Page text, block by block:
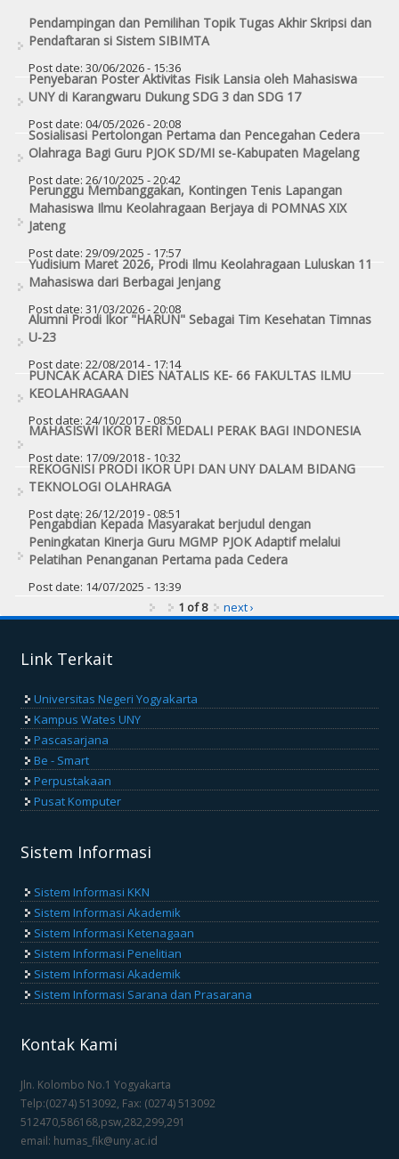
Pendampingan dan Pemilihan Topik Tugas Akhir Skripsi dan
Pendaftaran si Sistem SIBIMTA
Post date: 30/06/2026 - 15:36
Penyebaran Poster Aktivitas Fisik Lansia oleh Mahasiswa
UNY di Karangwaru Dukung SDG 3 dan SDG 17
Post date: 04/05/2026 - 20:08
Sosialisasi Pertolongan Pertama dan Pencegahan Cedera
Olahraga Bagi Guru PJOK SD/MI se-Kabupaten Magelang
Post date: 26/10/2025 - 20:42
Perunggu Membanggakan, Kontingen Tenis Lapangan
Mahasiswa Ilmu Keolahragaan Berjaya di POMNAS XIX
Jateng
Post date: 29/09/2025 - 17:57
Yudisium Maret 2026, Prodi Ilmu Keolahragaan Luluskan 11
Mahasiswa dari Berbagai Jenjang
Post date: 31/03/2026 - 20:08
Alumni Prodi Ikor "HARUN" Sebagai Tim Kesehatan Timnas
U-23
Post date: 22/08/2014 - 17:14
PUNCAK ACARA DIES NATALIS KE- 66 FAKULTAS ILMU
KEOLAHRAGAAN
Post date: 24/10/2017 - 08:50
MAHASISWI IKOR BERI MEDALI PERAK BAGI INDONESIA
Post date: 17/09/2018 - 10:32
REKOGNISI PRODI IKOR UPI DAN UNY DALAM BIDANG
TEKNOLOGI OLAHRAGA
Post date: 26/12/2019 - 08:51
Pengabdian Kepada Masyarakat berjudul dengan
Peningkatan Kinerja Guru MGMP PJOK Adaptif melalui
Pelatihan Penanganan Pertama pada Cedera
Post date: 14/07/2025 - 13:39
1 of 8
next ›
Link Terkait
Universitas Negeri Yogyakarta
Kampus Wates UNY
Pascasarjana
Be - Smart
Perpustakaan
Pusat Komputer
Sistem Informasi
Sistem Informasi KKN
Sistem Informasi Akademik
Sistem Informasi Ketenagaan
Sistem Informasi Penelitian
Sistem Informasi Akademik
Sistem Informasi Sarana dan Prasarana
Kontak Kami
Jln. Kolombo No.1 Yogyakarta
Telp:(0274) 513092, Fax: (0274) 513092
512470,586168,psw,282,299,291
email: humas_fik@uny.ac.id